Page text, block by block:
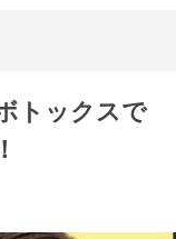
トックスで